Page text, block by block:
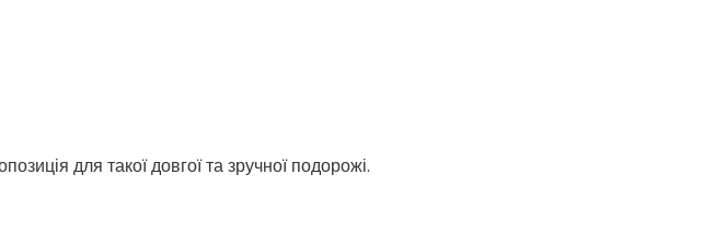
для такої довгої та зручної подорожі.